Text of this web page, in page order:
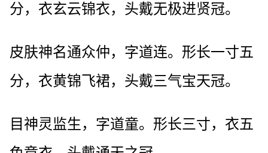
分，衣玄云锦衣，头戴无极进贤冠。
皮肤神名通众仲，字道连。形长一寸五
分，衣黄锦飞裙，头戴三气宝天冠。
目神灵监生，字道童。形长三寸，衣五